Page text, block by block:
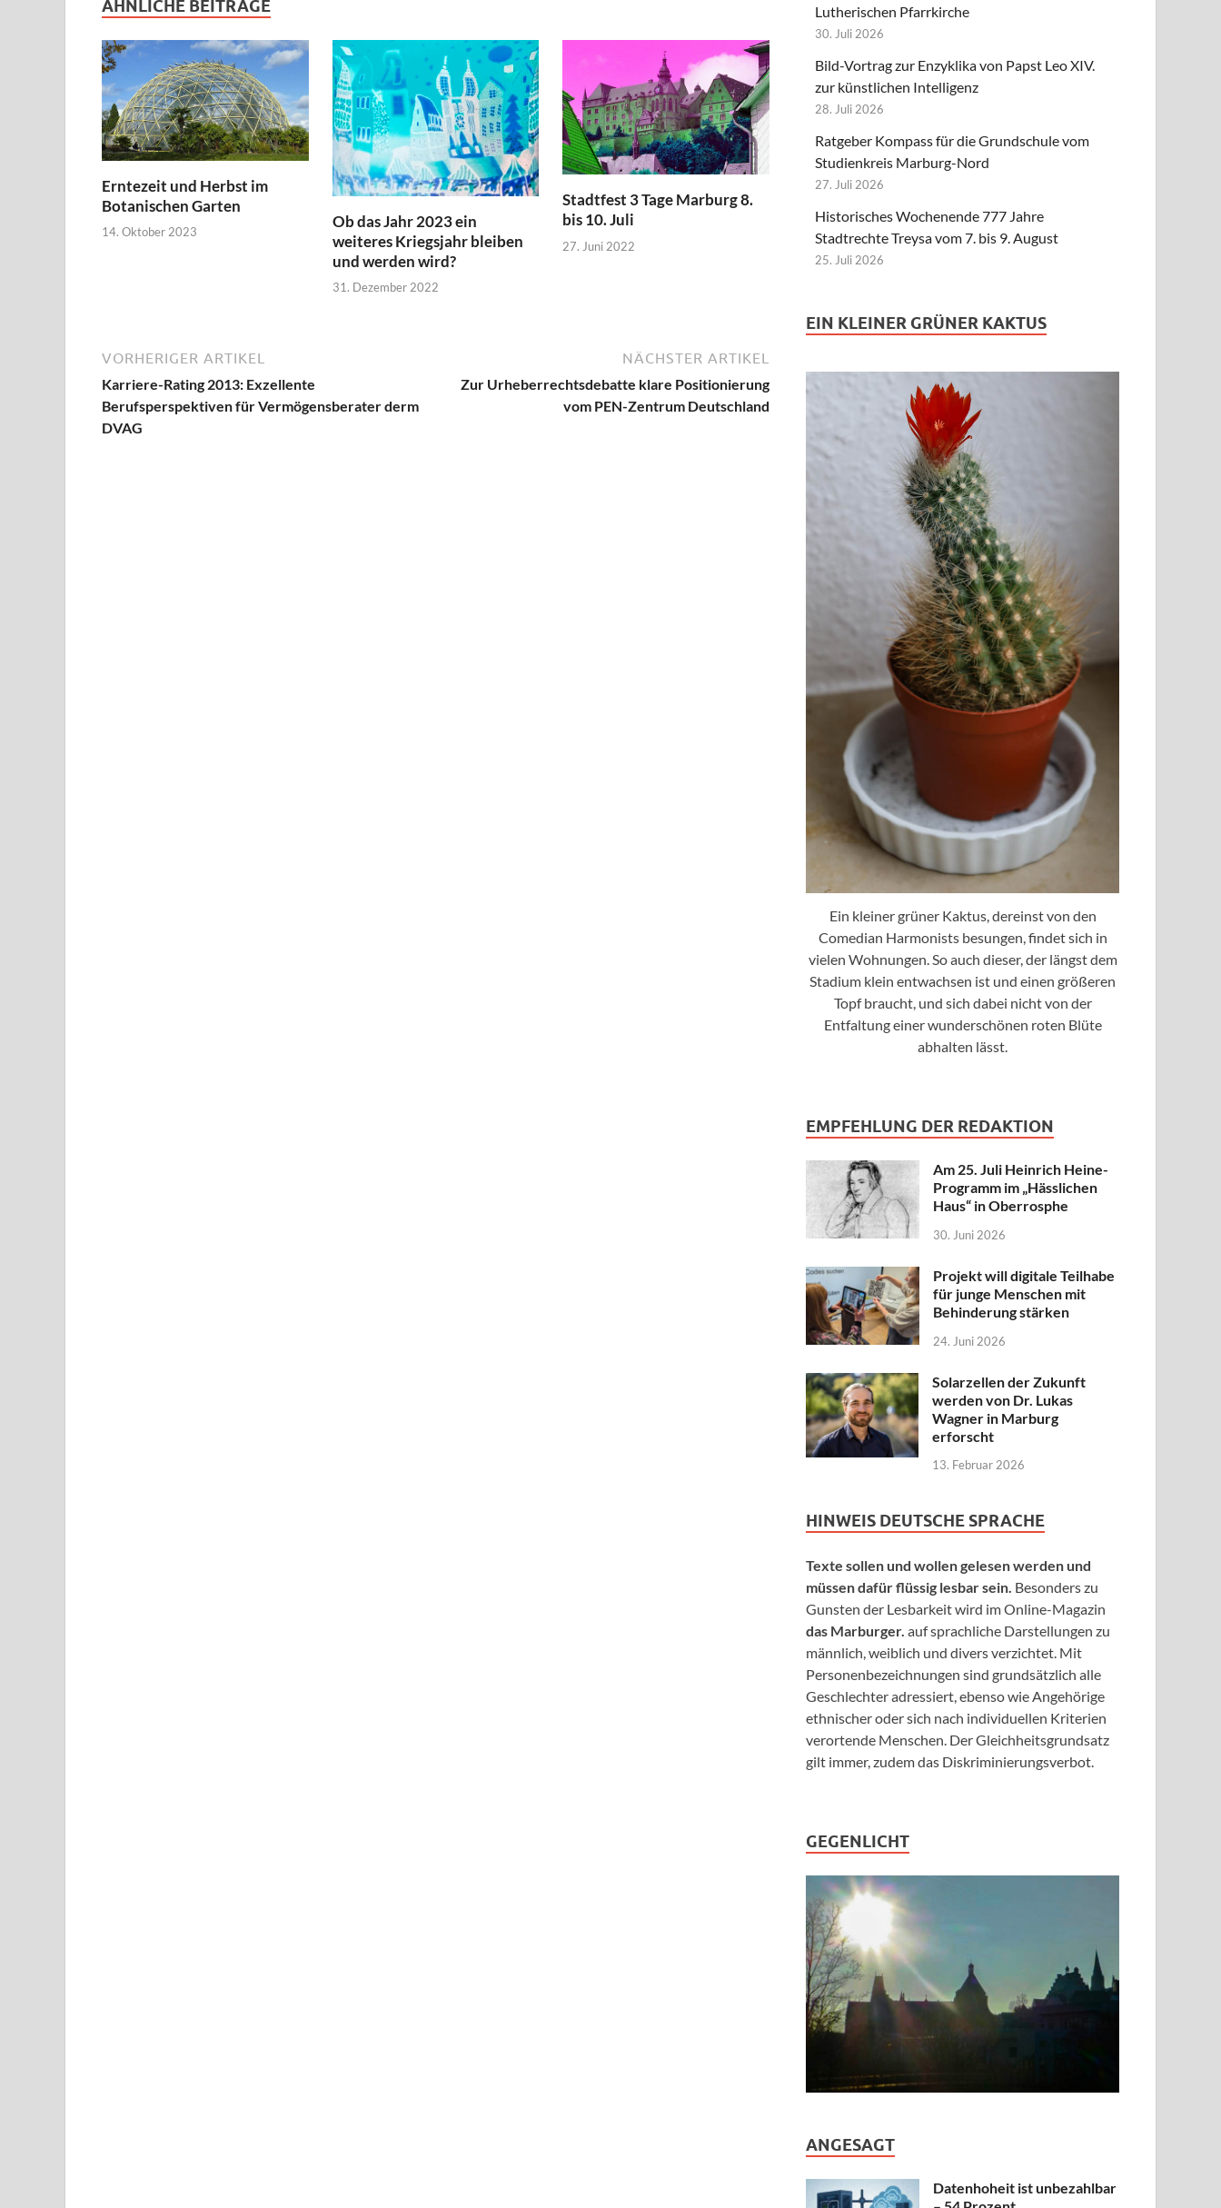
ÄHNLICHE BEITRÄGE
Erntezeit und Herbst im
Botanischen Garten
14. Oktober 2023
Ob das Jahr 2023 ein
weiteres Kriegsjahr bleiben
und werden wird?
31. Dezember 2022
Stadtfest 3 Tage Marburg 8.
bis 10. Juli
27. Juni 2022
VORHERIGER ARTIKEL
Karriere-Rating 2013: Exzellente
Berufsperspektiven für Vermögensberater derm
DVAG
NÄCHSTER ARTIKEL
Zur Urheberrechtsdebatte klare Positionierung
vom PEN-Zentrum Deutschland
Lutherischen Pfarrkirche
30. Juli 2026
Bild-Vortrag zur Enzyklika von Papst Leo XIV.
zur künstlichen Intelligenz
28. Juli 2026
Ratgeber Kompass für die Grundschule vom
Studienkreis Marburg-Nord
27. Juli 2026
Historisches Wochenende 777 Jahre
Stadtrechte Treysa vom 7. bis 9. August
25. Juli 2026
EIN KLEINER GRÜNER KAKTUS
Ein kleiner grüner Kaktus, dereinst von den
Comedian Harmonists besungen, findet sich in
vielen Wohnungen. So auch dieser, der längst dem
Stadium klein entwachsen ist und einen größeren
Topf braucht, und sich dabei nicht von der
Entfaltung einer wunderschönen roten Blüte
abhalten lässt.
EMPFEHLUNG DER REDAKTION
Am 25. Juli Heinrich Heine-
Programm im „Hässlichen
Haus“ in Oberrosphe
30. Juni 2026
Projekt will digitale Teilhabe
für junge Menschen mit
Behinderung stärken
24. Juni 2026
Solarzellen der Zukunft
werden von Dr. Lukas
Wagner in Marburg
erforscht
13. Februar 2026
HINWEIS DEUTSCHE SPRACHE
Texte sollen und wollen gelesen werden und
müssen dafür flüssig lesbar sein. Besonders zu
Gunsten der Lesbarkeit wird im Online-Magazin
das Marburger. auf sprachliche Darstellungen zu
männlich, weiblich und divers verzichtet. Mit
Personenbezeichnungen sind grundsätzlich alle
Geschlechter adressiert, ebenso wie Angehörige
ethnischer oder sich nach individuellen Kriterien
verortende Menschen. Der Gleichheitsgrundsatz
gilt immer, zudem das Diskriminierungsverbot.
GEGENLICHT
ANGESAGT
Datenhoheit ist unbezahlbar